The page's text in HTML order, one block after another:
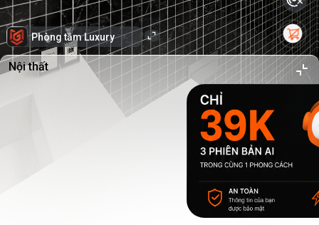
Phòng tắm Luxury
Nội thất